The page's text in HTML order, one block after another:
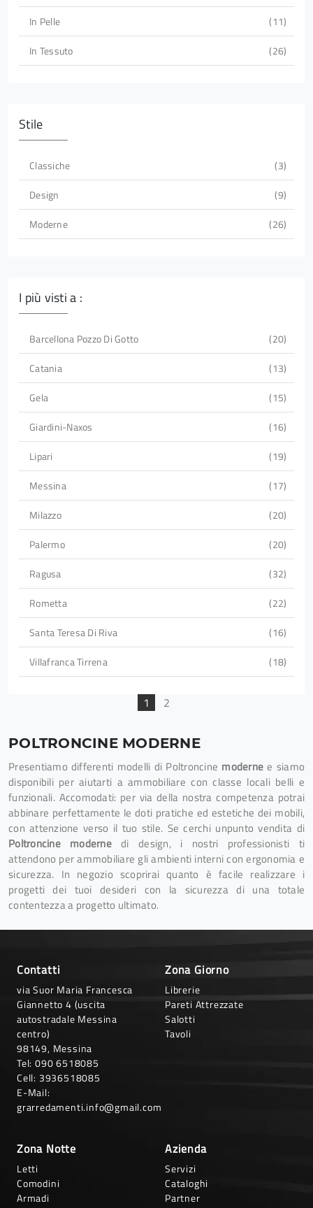
In Pelle
11
In Tessuto
26
Stile
Classiche
3
Design
9
Moderne
26
I più visti a :
Barcellona Pozzo Di Gotto
20
Catania
13
Gela
15
Giardini-Naxos
16
Lipari
19
Messina
17
Milazzo
20
Palermo
20
Ragusa
32
Rometta
22
Santa Teresa Di Riva
16
Villafranca Tirrena
18
1 2
POLTRONCINE MODERNE
Presentiamo differenti modelli di Poltroncine moderne e siamo
disponibili per aiutarti a ammobiliare con classe locali belli e
funzionali. Accomodati: per via della nostra competenza potrai
abbinare perfettamente le doti pratiche ed estetiche dei mobili,
con attenzione verso il tuo stile. Se cerchi unpunto vendita di
Poltroncine modernedi design, i nostri professionisti ti
attendono per ammobiliare gli ambienti interni con ergonomia e
sicurezza. In negozio scoprirai quanto è facile realizzare i
progetti dei tuoi desideri con la sicurezza di una totale
contentezza a progetto ultimato.
Contatti
via Suor Maria Francesca
Giannetto 4 (uscita
autostradale Messina
centro)
98149, Messina
Tel: 090 6518085
Cell: 3936518085
E-Mail:
grarredamenti.info@gmail.com
Zona Giorno
Librerie
Pareti Attrezzate
Salotti
Tavoli
Zona Notte
Letti
Comodini
Armadi
Azienda
Servizi
Cataloghi
Partner